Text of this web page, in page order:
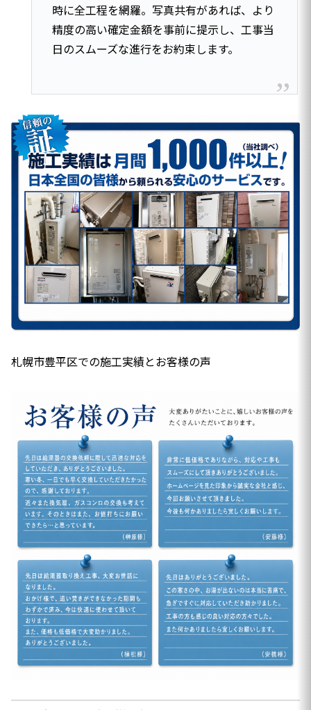
時に全工程を網羅。写真共有があれば、より
精度の高い確定金額を事前に提示し、工事当
日のスムーズな進行をお約束します。
札幌市豊平区での施工実績とお客様の声